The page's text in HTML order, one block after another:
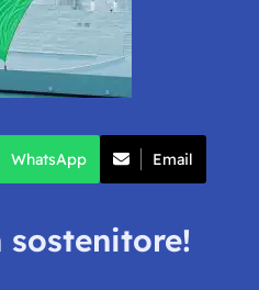
WhatsApp Email
sostenitore!